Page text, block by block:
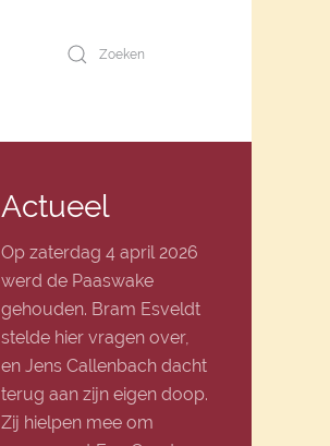
Actueel
Op zaterdag 4 april 2026
werd de Paaswake
gehouden. Bram Esveldt
stelde hier vragen over,
en Jens Callenbach dacht
terug aan zijn eigen doop.
Zij hielpen mee om